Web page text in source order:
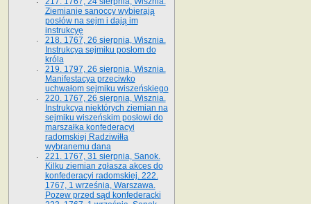
Ziemianie sanoccy wybierają
posłów na sejm i dają im
instrukcyę
218. 1767, 26 sierpnia, Wisznia.
Instrukcya sejmiku posłom do
króla
219. 1797, 26 sierpnia, Wisznia.
Manifestacya przeciwko
uchwałom sejmiku wiszeńskiego
220. 1767, 26 sierpnia, Wisznia.
Instrukcya niektórych ziemian na
sejmiku wiszeńskim posłowi do
marszałka konfe­deracyi
radomskiej Radziwiłła
wybranemu dana
221. 1767, 31 sierpnia, Sanok.
Kilku ziemian zgłasza akces do
konfederacyi radomskiej. 222.
1767, 1 września, Warszawa.
Pozew przed sąd konfederacki